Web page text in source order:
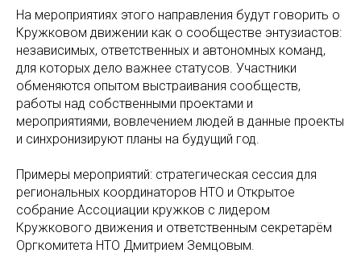
На мероприятиях этого направления будут говорить о
Кружковом движении как о сообществе энтузиастов:
независимых, ответственных и автономных команд,
для которых дело важнее статусов. Участники
обменяются опытом выстраивания сообществ,
работы над собственными проектами и
мероприятиями, вовлечением людей в данные проекты
и синхронизируют планы на будущий год.
Примеры мероприятий: стратегическая сессия для
региональных координаторов НТО и Открытое
собрание Ассоциации кружков с лидером
Кружкового движения и ответственным секретарём
Оргкомитета НТО Дмитрием Земцовым.